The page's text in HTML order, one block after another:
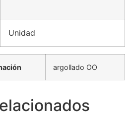
Unidad
argollado OO